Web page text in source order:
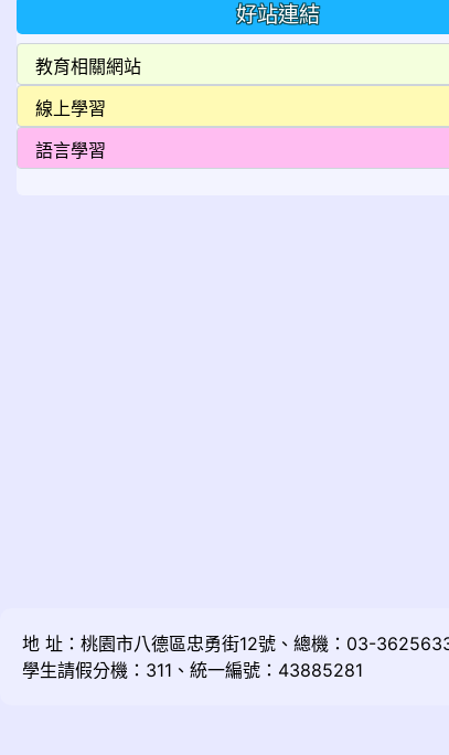
好站連結
地 址：桃園市八德區忠勇街12號、總機：03-
學生請假分機：311、統一編號：43885281